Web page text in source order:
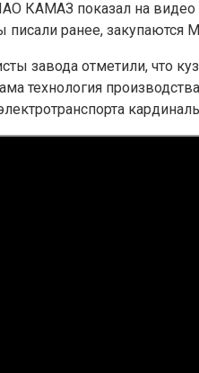
КАМАЗ показал на
ранее, закупаются
завода отметили, что
технология